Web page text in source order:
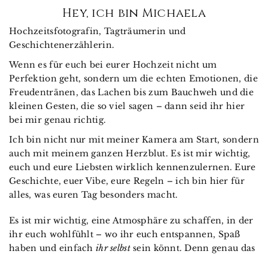
Hey, ich bin Michaela
Hochzeitsfotografin, Tagträumerin und
Geschichtenerzählerin.
Wenn es für euch bei eurer Hochzeit nicht um
Perfektion geht, sondern um die echten Emotionen, die
Freudentränen, das Lachen bis zum Bauchweh und die
kleinen Gesten, die so viel sagen – dann seid ihr hier
bei mir genau richtig.
Ich bin nicht nur mit meiner Kamera am Start, sondern
auch mit meinem ganzen Herzblut. Es ist mir wichtig,
euch und eure Liebsten wirklich kennenzulernen. Eure
Geschichte, euer Vibe, eure Regeln – ich bin hier für
alles, was euren Tag besonders macht.
Es ist mir wichtig, eine Atmosphäre zu schaffen, in der
ihr euch wohlfühlt – wo ihr euch entspannen, Spaß
haben und einfachihr selbstsein könnt. Denn genau das